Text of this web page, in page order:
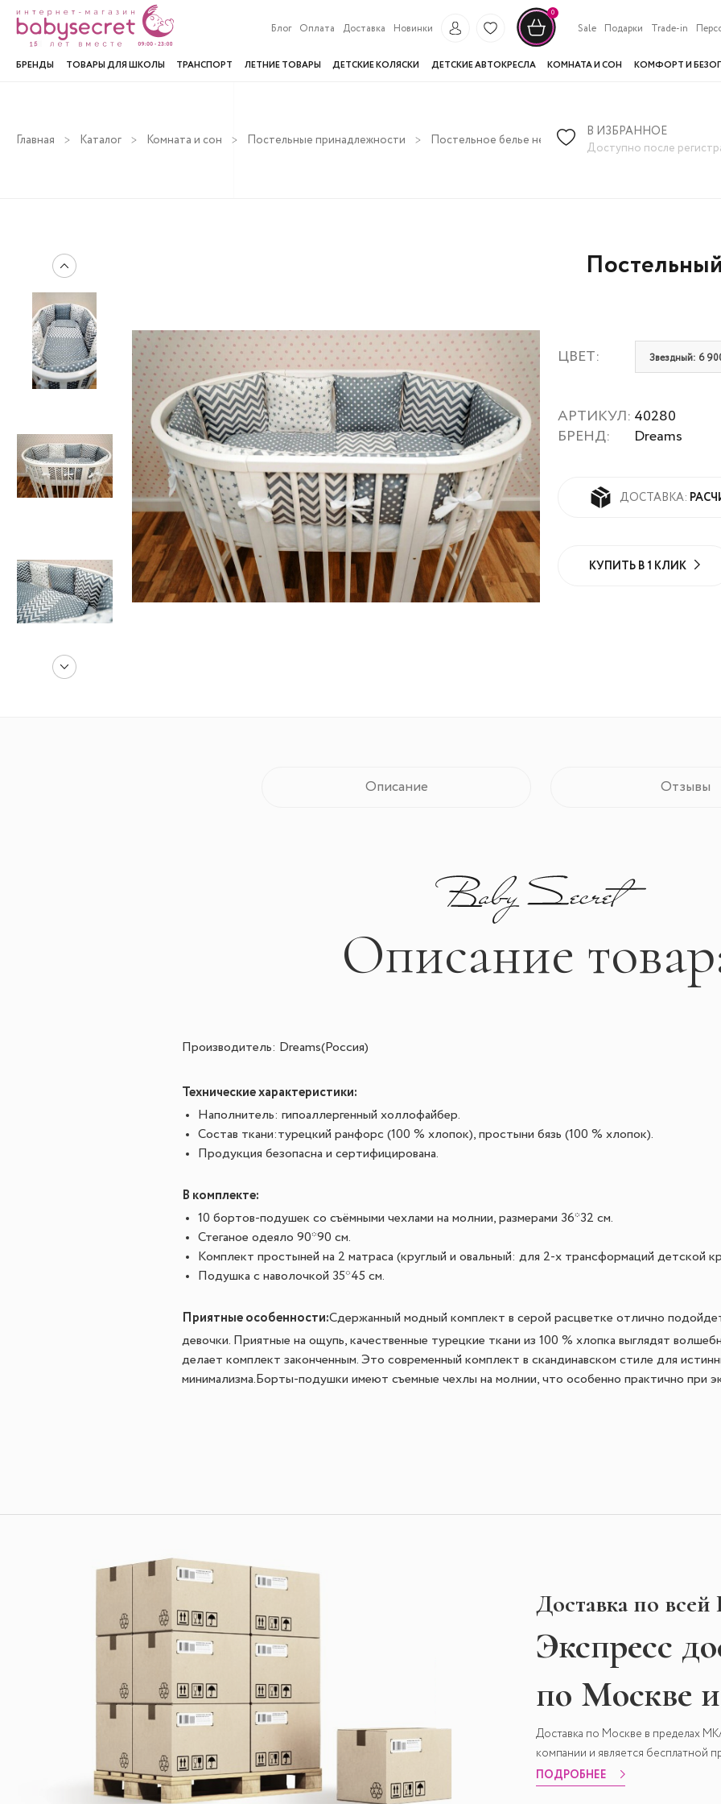
Блог Оплата Доставка Новинки
0
Sale Подарки Trade-in
БРЕНДЫ ТОВАРЫ ДЛЯ ШКОЛЫ ТРАНСПОРТ ЛЕТНИЕ ТОВАРЫ ДЕТСКИЕ КОЛЯСКИ ДЕТСКИЕ АВТОКРЕСЛА КОМНАТА И СОН КОМФОРТ И
Главная Каталог Комната и сон Постельные принадлежности Постельное белье нестандартных размеров
В ИЗБРАННОЕ
Доступно после
ЦВЕТ: Звездный: 6
АРТИКУЛ:
БРЕНД:
40280
Dreams
ДОСТАВКА:
КУПИТЬ В 1 КЛИК
Описание Отзывы
Описание
Производитель: Dreams(Россия)
Технические характеристики:
Наполнитель: гипоаллергенный холлофайбер.
Состав ткани:турецкий ранфорс (100 % хлопок), простыни бязь (100 % хлопок).
Продукция безопасна и сертифицирована.
В комплекте:
10 бортов-подушек со съёмными чехлами на молнии, размерами 36*32 см.
Стеганое одеяло 90*90 см.
Комплект простыней на 2 матраса (круглый и овальный: для 2-х трансформаций детской
Подушка с наволочкой 35*45 см.
Приятные особенности:Сдержанный модный комплект в серой расцветке отлично
девочки. Приятные на ощупь, качественные турецкие ткани из 100 % хлопка выглядят
делает комплект законченным. Это современный комплект в скандинавском стиле для
минимализма.Борты-подушки имеют съемные чехлы на молнии, что особенно практично при
Доставка по
Экспресс
по Москве
Доставка по Москве в пределах
компании и является бесплатной
ПОДРОБНЕЕ